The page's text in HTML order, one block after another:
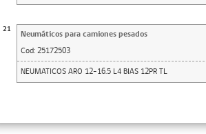
21
Neumáticos para camiones pesados
Cod: 25172503
NEUMATICOS ARO 12-16.5 L4 BIAS 12PR TL